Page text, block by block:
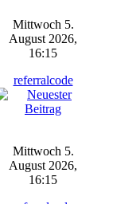
Mittwoch 5.
August 2026,
16:15
referralcode
Mittwoch 5.
August 2026,
16:15